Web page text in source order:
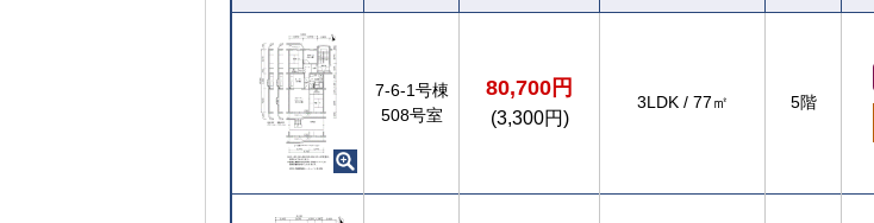
7-6-1号棟
508号室
80,700円
(3,300円)
3LDK / 77㎡ 5階